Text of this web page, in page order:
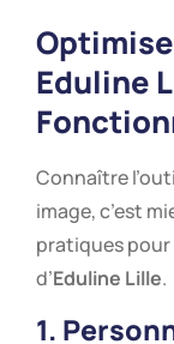
Eduline
Connaître
image, c’est
pratiques
d’Eduline Lille.
1.